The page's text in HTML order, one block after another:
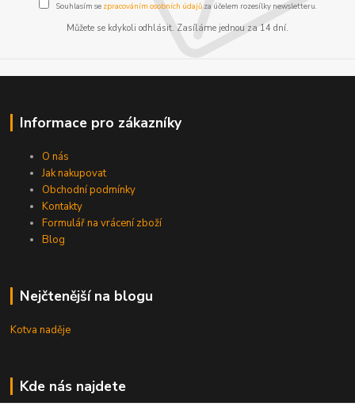
Souhlasím se zpracováním osobních údajůza účelem rozesílky newsletteru.
Můžete se kdykoli odhlásit. Zasíláme jednou za 14 dní.
Informace pro zákazníky
O nás
Jak nakupovat
Obchodní podmínky
Kontakty
Formulář na vrácení zboží
Blog
Nejčtenější na blogu
Kotva naděje
Kde nás najdete